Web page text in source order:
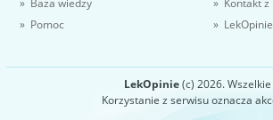
» Pomoc
»
LekOpinie(c) 2026.
Korzystanie z serwisu oznacza